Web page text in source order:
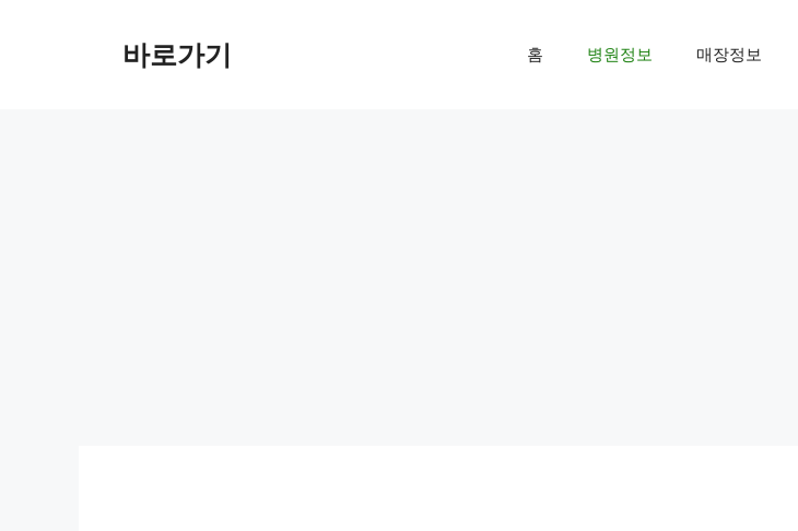
바로가기 홈 병원정보 매장정보